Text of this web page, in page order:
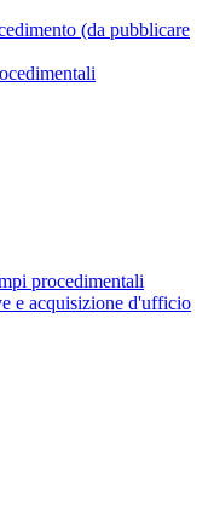
(da pubblicare
procedimentali
e acquisizione d'ufficio